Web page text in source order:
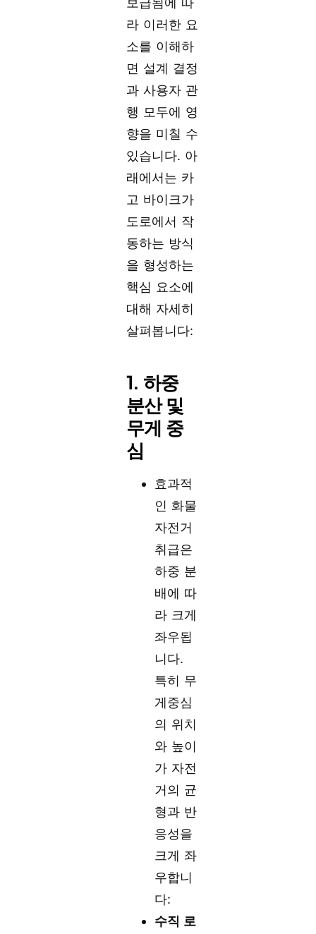
라 이러한 요
소를 이해하
면 설계 결정
과 사용자 관
행 모두에 영
향을 미칠 수
있습니다. 아
래에서는 카
고 바이크가
도로에서 작
동하는 방식
을 형성하는
핵심 요소에
대해 자세히
살펴봅니다:
1. 하중
분산 및
무게 중
심
효과적
인 화물
자전거
취급은
하중 분
배에 따
라 크게
좌우됩
니다.
특히 무
게중심
의 위치
와 높이
가 자전
거의 균
형과 반
응성을
크게 좌
우합니
다:
수직 로